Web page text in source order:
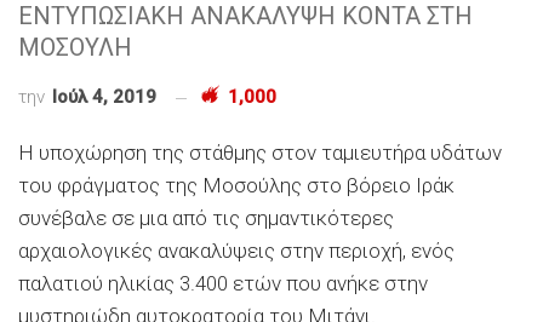
ΕΝΤΥΠΩΣΙΑΚΗ ΑΝΑΚΑΛΥΨΗ ΚΟΝΤΑ ΣΤΗ
ΜΟΣΟΥΛΗ
την Ιούλ 4, 2019 1,000
Η υποχώρηση της στάθμης στον ταμιευτήρα υδάτων
του φράγματος της Μοσούλης στο βόρειο Ιράκ
συνέβαλε σε μια από τις σημαντικότερες
αρχαιολογικές ανακαλύψεις στην περιοχή, ενός
παλατιού ηλικίας 3.400 ετών που ανήκε στην
μυστηριώδη αυτοκρατορία του Μιτάνι.